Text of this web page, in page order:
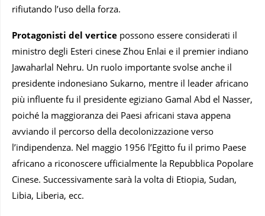
rifiutando l’uso della forza.
Protagonisti del vertice possono essere considerati il
ministro degli Esteri cinese Zhou Enlai e il premier indiano
Jawaharlal Nehru. Un ruolo importante svolse anche il
presidente indonesiano Sukarno, mentre il leader africano
più influente fu il presidente egiziano Gamal Abd el Nasser,
poiché la maggioranza dei Paesi africani stava appena
avviando il percorso della decolonizzazione verso
l’indipendenza. Nel maggio 1956 l’Egitto fu il primo Paese
africano a riconoscere ufficialmente la Repubblica Popolare
Cinese. Successivamente sarà la volta di Etiopia, Sudan,
Libia, Liberia, ecc.